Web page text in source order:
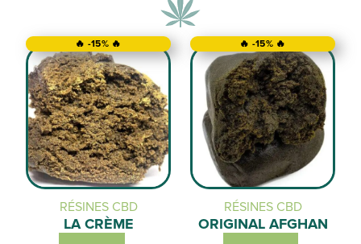
🔥 -15% 🔥
RÉSINES CBD
LA CRÈME
🔥 -15% 🔥
RÉSINES CBD
ORIGINAL AFGHAN